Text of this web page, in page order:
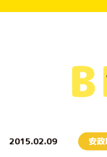
2015.02.09 安